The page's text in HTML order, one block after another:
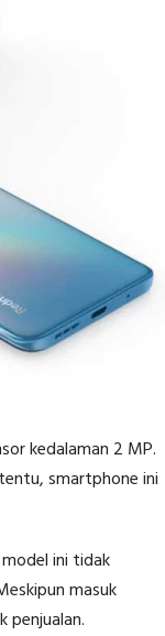
kedalaman 2 MP.
smartphone ini
ini tidak
masuk
penjualan.